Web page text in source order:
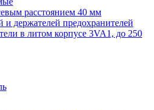
расстоянием 40 мм
и держателей предохранителей
в литом корпусе 3VA1, до 250